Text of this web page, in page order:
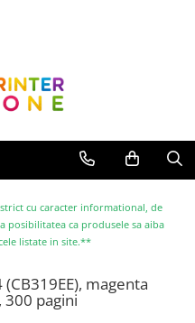
cu caracter informational, de
posibilitatea ca produsele sa aiba
listate in site.**
magenta
300 pagini